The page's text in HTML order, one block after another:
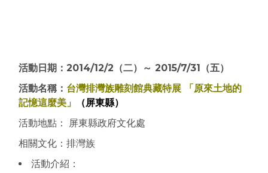
活動日期：2014/12/2（二）～ 2015/7/31（五）
活動名稱： 台灣排灣族雕刻館典藏特展 「原來土地的
記憶這麼美」
（屏東縣）
活動地點： 屏東縣政府文化處
相關文化：排灣族
活動介紹：